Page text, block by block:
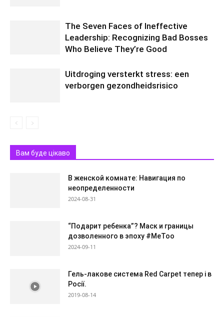
The Seven Faces of Ineffective
Leadership: Recognizing Bad Bosses
Who Believe They’re Good
Uitdroging versterkt stress: een
verborgen gezondheidsrisico
Вам буде цікаво
В женской комнате: Навигация по
неопределенности
2024-08-31
“Подарит ребенка”? Маск и границы
дозволенного в эпоху #MeToo
2024-09-11
Гель-лакове система Red Carpet тепер і в
Росії.
2019-08-14